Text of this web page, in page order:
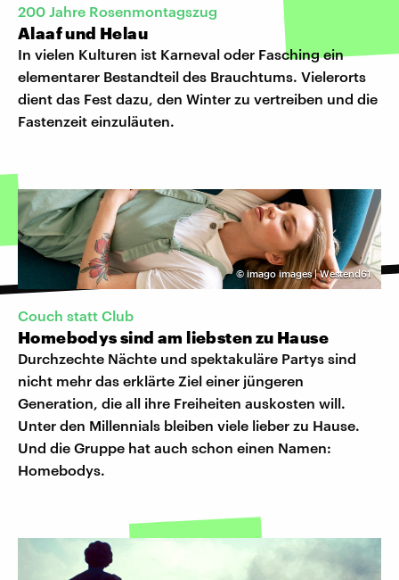
200 Jahre Rosenmontagszug
Alaaf und Helau
In vielen Kulturen ist Karneval oder Fasching ein
elementarer Bestandteil des Brauchtums. Vielerorts
dient das Fest dazu, den Winter zu vertreiben und die
Fastenzeit einzuläuten.
©imago images | Westend61
Couch statt Club
Homebodys sind am liebsten zu Hause
Durchzechte Nächte und spektakuläre Partys sind
nicht mehr das erklärte Ziel einer jüngeren
Generation, die all ihre Freiheiten auskosten will.
Unter den Millennials bleiben viele lieber zu Hause.
Und die Gruppe hat auch schon einen Namen:
Homebodys.